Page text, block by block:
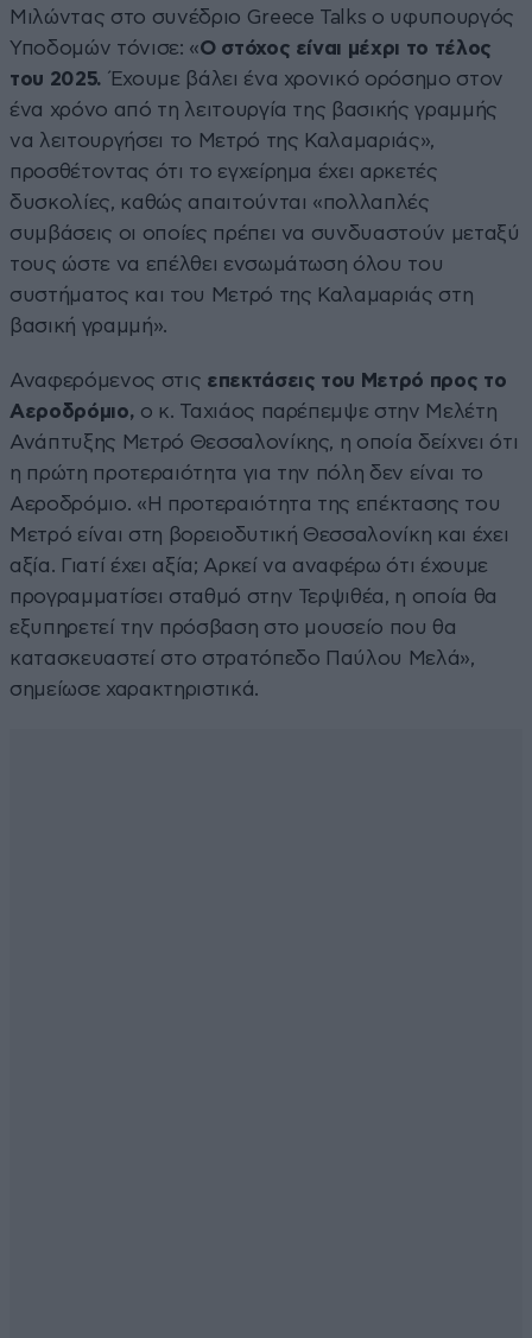
Μιλώντας στο συνέδριο Greece Talks ο υφυπουργός
Υποδομών τόνισε: «Ο στόχος είναι μέχρι το τέλος
του 2025. Έχουμε βάλει ένα χρονικό ορόσημο στον
ένα χρόνο από τη λειτουργία της βασικής γραμμής
να λειτουργήσει το Μετρό της Καλαμαριάς»,
προσθέτοντας ότι το εγχείρημα έχει αρκετές
δυσκολίες, καθώς απαιτούνται «πολλαπλές
συμβάσεις οι οποίες πρέπει να συνδυαστούν μεταξύ
τους ώστε να επέλθει ενσωμάτωση όλου του
συστήματος και του Μετρό της Καλαμαριάς στη
βασική γραμμή».
Αναφερόμενος στις επεκτάσεις του Μετρό προς το
Αεροδρόμιο, ο κ. Ταχιάος παρέπεμψε στην Μελέτη
Ανάπτυξης Μετρό Θεσσαλονίκης, η οποία δείχνει ότι
η πρώτη προτεραιότητα για την πόλη δεν είναι το
Αεροδρόμιο. «Η προτεραιότητα της επέκτασης του
Μετρό είναι στη βορειοδυτική Θεσσαλονίκη και έχει
αξία. Γιατί έχει αξία; Αρκεί να αναφέρω ότι έχουμε
προγραμματίσει σταθμό στην Τερψιθέα, η οποία θα
εξυπηρετεί την πρόσβαση στο μουσείο που θα
κατασκευαστεί στο στρατόπεδο Παύλου Μελά»,
σημείωσε χαρακτηριστικά.